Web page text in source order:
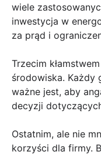
wiele
inwestycja w
za prąd i
Trzecim
środowiska. Każdy
ważne jest, aby
decyzji
Ostatnim, ale nie
korzyści dla firmy.